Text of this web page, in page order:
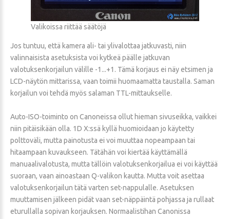
Valikoissa riittää säätöjä
Jos tuntuu, että kamera ali- tai ylivalottaa jatkuvasti, niin
valinnaisista asetuksista voi kytkeä päälle jatkuvan
valotuksenkorjailun välille -1...+1. Tämä korjaus ei näy etsimen ja
LCD-näytön mittarissa, vaan toimii huomaamatta taustalla. Saman
korjailun voi tehdä myös salaman TTL-mittaukselle.
Auto-ISO-toiminto on Canoneissa ollut hieman sivuseikka, vaikkei
niin pitäisikään olla. 1D X:ssä kyllä huomioidaan jo käytetty
polttoväli, mutta painotusta ei voi muuttaa nopeampaan tai
hitaampaan kuvaukseen. Tätähän voi kiertää käyttämällä
manuaalivalotusta, mutta tällöin valotuksenkorjailua ei voi käyttää
suoraan, vaan ainoastaan Q-valikon kautta. Mutta voit asettaa
valotuksenkorjailun tätä varten set-nappulalle. Asetuksen
muuttamisen jälkeen pidät vaan set-näppäintä pohjassa ja rullaat
eturullalla sopivan korjauksen. Normaalistihan Canonissa